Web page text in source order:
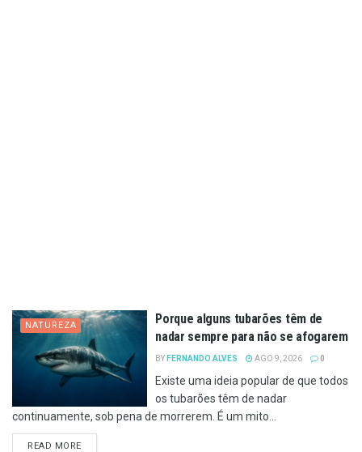
NATUREZA
Porque alguns tubarões têm de
nadar sempre para não se afogarem
BY FERNANDO ALVES AGO 9, 2026 0
Existe uma ideia popular de que todos
os tubarões têm de nadar
continuamente, sob pena de morrerem. É um mito...
READ MOREDETAILS